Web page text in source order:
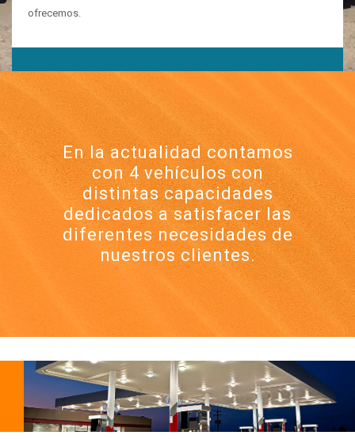
ofrecemos.
En la actualidad contamos
con 4 vehículos con
distintas capacidades
dedicados a satisfacer las
diferentes necesidades de
nuestros clientes.